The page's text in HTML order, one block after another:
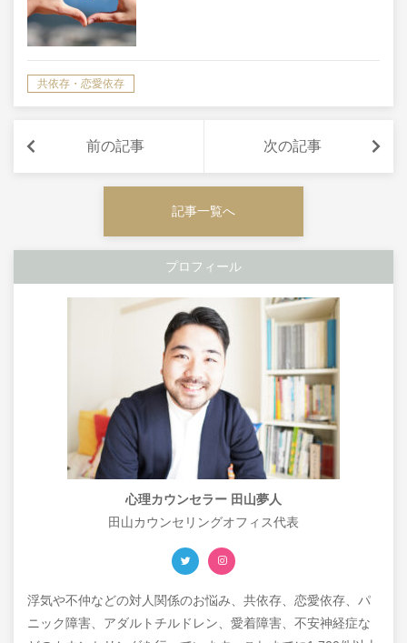
共依存・恋愛依存
前の記事 次の記事
記事一覧へ
プロフィール
心理カウンセラー 田山夢人
田山カウンセリングオフィス代表
浮気や不仲などの対人関係のお悩み、共依存、恋愛依存、パ
ニック障害、アダルトチルドレン、愛着障害、不安神経症な